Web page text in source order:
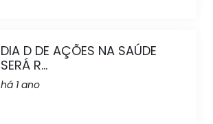
DIA D DE AÇÕES NA SAÚDE
SERÁ R...
há 1 ano